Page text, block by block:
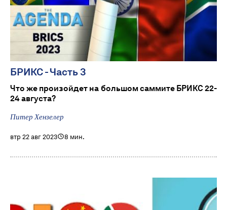
БРИКС - Часть 3
Что же произойдет на большом саммите БРИКС 22-
24 августа?
Питер Хензелер
втр 22 авг 2023 8 мин.